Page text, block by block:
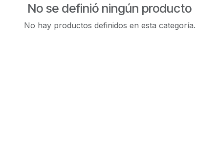
No se definió ningún producto
No hay productos definidos en esta categoría.